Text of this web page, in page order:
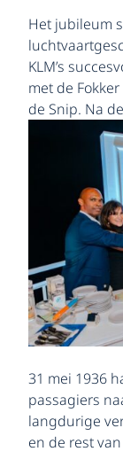
Het jubileum
KLM’s
met de
de Snip. Na
31 mei 1936
passagiers
langdurige
en de rest